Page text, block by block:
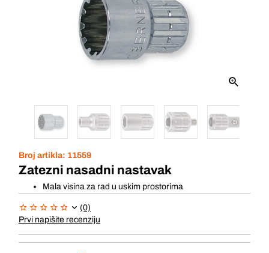
Broj artikla: 11559
Zatezni nasadni nastavak
Mala visina za rad u uskim prostorima
(0)
Prvi napišite recenziju